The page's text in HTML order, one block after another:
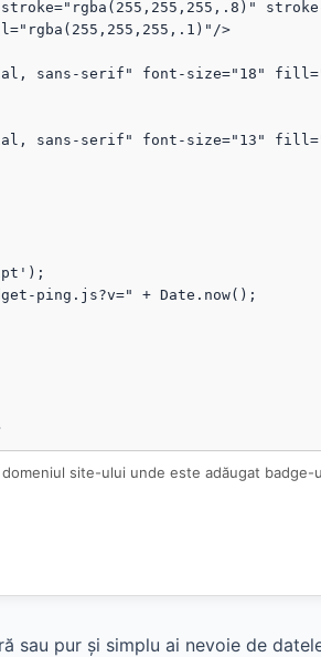
site-ului unde este adăugat badge-
sau pur și simplu ai nevoie de